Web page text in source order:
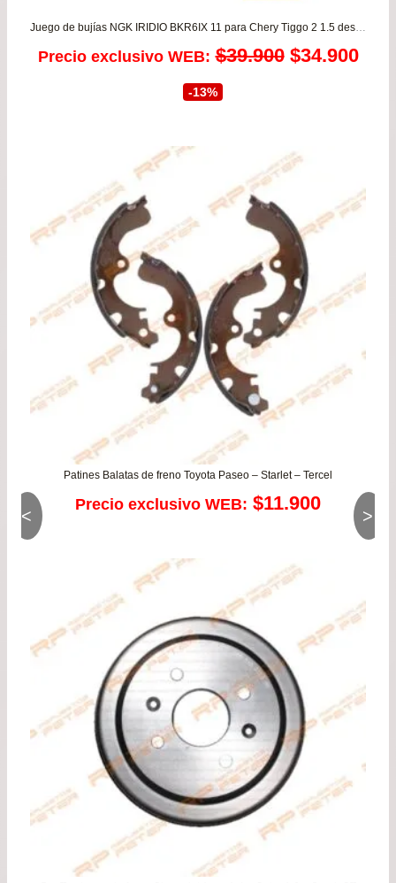
Juego de bujías NGK IRIDIO BKR6IX 11 para Chery Tiggo 2 1.5 desde 2017 a 2024 – Tiggo 3 1.6 – Tiggo 1.6/2.0 motor SQR481
Precio exclusivo WEB: $39.900 El
era:
$39.900.
$34.900El
-13%
Patines Balatas de freno Toyota Paseo – Starlet – Tercel
Precio exclusivo WEB: $11.900
< >